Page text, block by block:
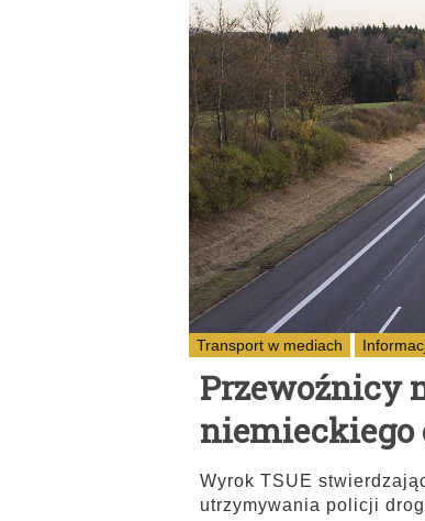
Transport w mediach
Przewoźnicy
niemieckiego
Wyrok TSUE
utrzymywania policji